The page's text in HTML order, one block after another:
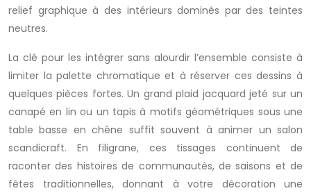
relief graphique à des intérieurs dominés par des teintes
neutres.
La clé pour les intégrer sans alourdir l’ensemble consiste à
limiter la palette chromatique et à réserver ces dessins à
quelques pièces fortes. Un grand plaid jacquard jeté sur un
canapé en lin ou un tapis à motifs géométriques sous une
table basse en chêne suffit souvent à animer un salon
scandicraft. En filigrane, ces tissages continuent de
raconter des histoires de communautés, de saisons et de
fêtes traditionnelles, donnant à votre décoration une